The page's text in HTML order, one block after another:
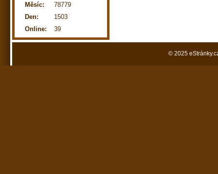
Online: 39
Měsíc:
78779
Den:
1503
© 2025